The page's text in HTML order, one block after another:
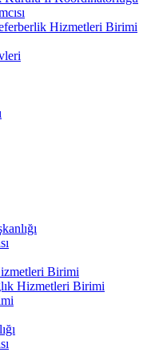
Hizmetleri Birimi
Birimi
Hizmetleri Birimi